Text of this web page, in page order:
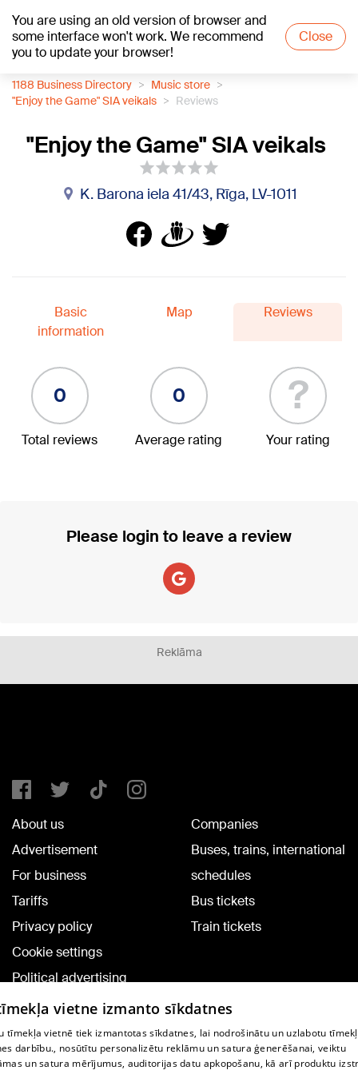
You are using an old version of browser and
some interface won't work. We recommend
you to update your browser!
Close
+21°C
1188 Business Directory
Music store
"Enjoy the Game" SIA veikals
Reviews
"Enjoy the Game" SIA veikals
K. Barona iela 41/43, Rīga, LV-1011
Basic
information
Map Reviews
0
Total reviews
0
Average rating
?
Your rating
Please login to leave a review
Reklāma
About us
Advertisement
For business
Tariffs
Privacy policy
Cookie settings
Political advertising
Cookie policy
Commenting terms
Companies
Buses, trains, international
schedules
Bus tickets
Train tickets
TV program
vietne izmanto sīkdatnes
tīmekļa vietnē tiek izmantotas sīkdatnes, lai nodrošinātu un uzlabotu
darbību., nosūtītu personalizētu reklāmu un satura ģenerēšanai, veiktu
un satura mērījumus, auditorijas datu apkopošanu, kā arī produktu